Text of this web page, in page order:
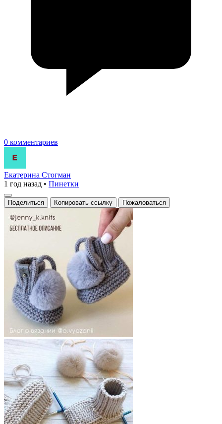
0 комментариев
Екатерина Стогман
1 год назад • Пинетки
Поделиться Копировать ссылку Пожаловаться